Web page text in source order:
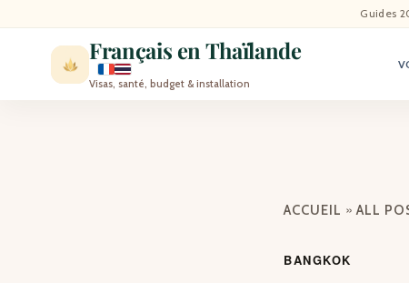
Guides
Français en Thaïlande
Visas, santé, budget & installation
ACCUEIL »ALL
BANGKOK